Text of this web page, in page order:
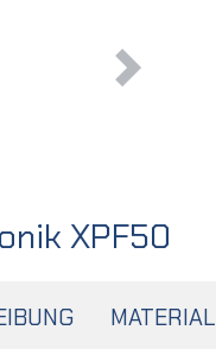
XPF50
MATERIAL